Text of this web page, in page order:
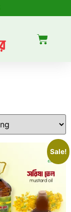
Sale!